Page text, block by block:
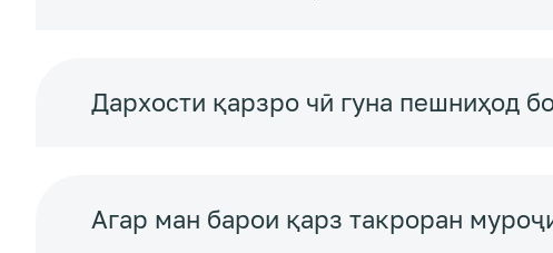
Дархости қарзро чӣ гуна пешниҳод
Агар ман барои қарз такроран